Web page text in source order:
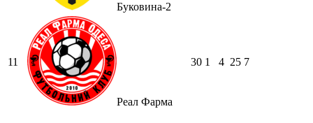
Буковина-2
11
Реал Фарма
30 1 4 25 7